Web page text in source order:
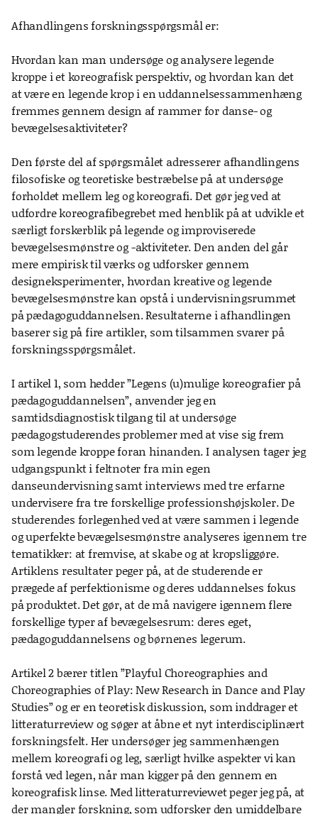
Afhandlingens forskningsspørgsmål er:
Hvordan kan man undersøge og analysere legende
kroppe i et koreografisk perspektiv, og hvordan kan det
at være en legende krop i en uddannelsessammenhæng
fremmes gennem design af rammer for danse- og
bevægelsesaktiviteter?
Den første del af spørgsmålet adresserer afhandlingens
filosofiske og teoretiske bestræbelse på at undersøge
forholdet mellem leg og koreografi. Det gør jeg ved at
udfordre koreografibegrebet med henblik på at udvikle et
særligt forskerblik på legende og improviserede
bevægelsesmønstre og -aktiviteter. Den anden del går
mere empirisk til værks og udforsker gennem
designeksperimenter, hvordan kreative og legende
bevægelsesmønstre kan opstå i undervisningsrummet
på pædagoguddannelsen. Resultaterne i afhandlingen
baserer sig på fire artikler, som tilsammen svarer på
forskningsspørgsmålet.
I artikel 1, som hedder ”Legens (u)mulige koreografier på
pædagoguddannelsen”, anvender jeg en
samtidsdiagnostisk tilgang til at undersøge
pædagogstuderendes problemer med at vise sig frem
som legende kroppe foran hinanden. I analysen tager jeg
udgangspunkt i feltnoter fra min egen
danseundervisning samt interviews med tre erfarne
undervisere fra tre forskellige professionshøjskoler. De
studerendes forlegenhed ved at være sammen i legende
og uperfekte bevægelsesmønstre analyseres igennem tre
tematikker: at fremvise, at skabe og at kropsliggøre.
Artiklens resultater peger på, at de studerende er
prægede af perfektionisme og deres uddannelses fokus
på produktet. Det gør, at de må navigere igennem flere
forskellige typer af bevægelsesrum: deres eget,
pædagoguddannelsens og børnenes legerum.
Artikel 2 bærer titlen ”Playful Choreographies and
Choreographies of Play: New Research in Dance and Play
Studies” og er en teoretisk diskussion, som inddrager et
litteraturreview og søger at åbne et nyt interdisciplinært
forskningsfelt. Her undersøger jeg sammenhængen
mellem koreografi og leg, særligt hvilke aspekter vi kan
forstå ved legen, når man kigger på den gennem en
koreografisk linse. Med litteraturreviewet peger jeg på, at
der mangler forskning, som udforsker den umiddelbare